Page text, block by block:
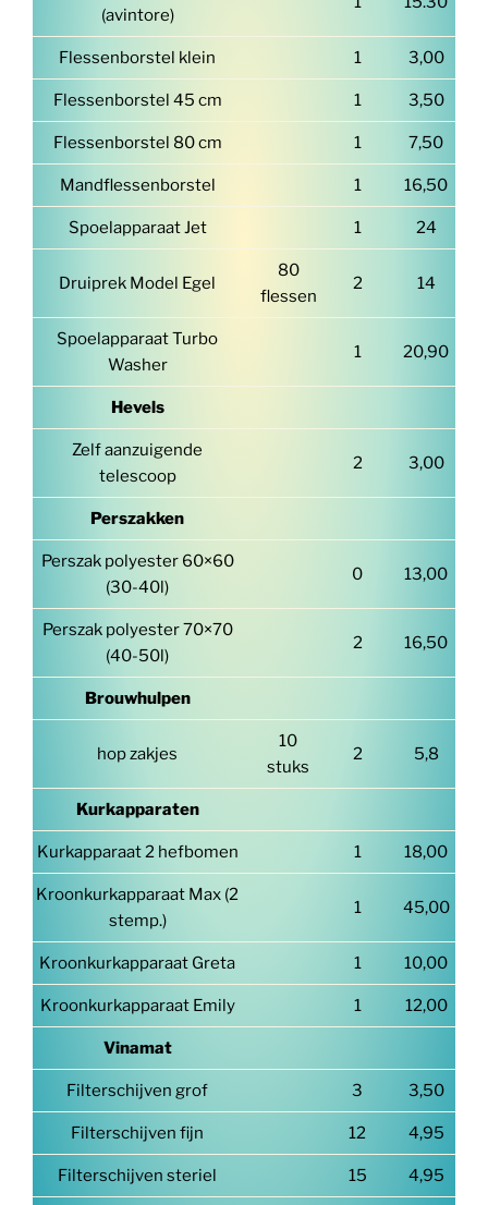
(avintore)
Flessenborstel klein 1 3,00
Flessenborstel 45 cm 1 3,50
Flessenborstel 80 cm 1 7,50
Mandflessenborstel 1 16,50
Spoelapparaat Jet 1 24
Druiprek Model Egel
80
flessen
2 14
Spoelapparaat Turbo
Washer
1 20,90
Hevels
Zelf aanzuigende
telescoop
2 3,00
Perszakken
Perszak polyester 60×60
(30-40l)
0 13,00
Perszak polyester 70×70
(40-50l)
2 16,50
Brouwhulpen
hop zakjes
10
stuks
2 5,8
Kurkapparaten
Kurkapparaat 2 hefbomen 1 18,00
Kroonkurkapparaat Max (2
stemp.)
1 45,00
Kroonkurkapparaat Greta 1 10,00
Kroonkurkapparaat Emily 1 12,00
Vinamat
Filterschijven grof 3 3,50
Filterschijven fijn 12 4,95
Filterschijven steriel 15 4,95